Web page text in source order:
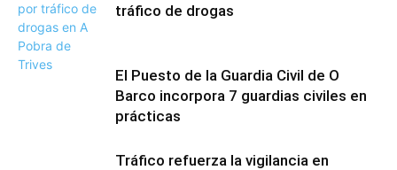
tráfico de drogas
El Puesto de la Guardia Civil de O
Barco incorpora 7 guardias civiles en
prácticas
Tráfico refuerza la vigilancia en